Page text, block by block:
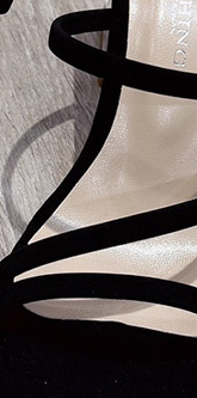
５．嚴禁一人註冊多個帳
形，恩沛科技股份有限公
動。